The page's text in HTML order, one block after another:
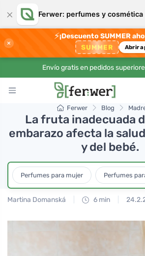
× Ferwer: perfumes y cosmética
×
⚡¡Descuento SUMMER
SUMMER Abrir
Envío gratis en pedidos
Ferwer Blog
La fruta inadecuada
embarazo afecta la
y del bebé.
Perfumes para mujer Perfumes
Martina Domanská 6 min